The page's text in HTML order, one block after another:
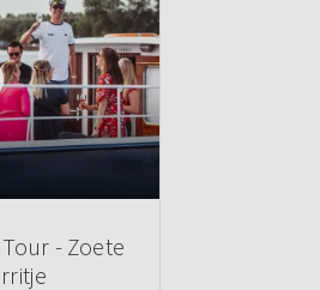
- Zoete